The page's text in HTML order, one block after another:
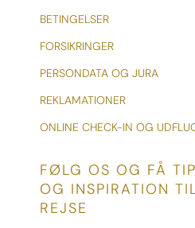
BETINGELSER
FORSIKRINGER
PERSONDATA OG JURA
REKLAMATIONER
ONLINE CHECK-IN OG
FØLG OS OG FÅ
OG INSPIRATION
REJSE